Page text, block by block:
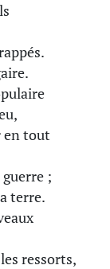
en tout
;
terre.
ressorts,